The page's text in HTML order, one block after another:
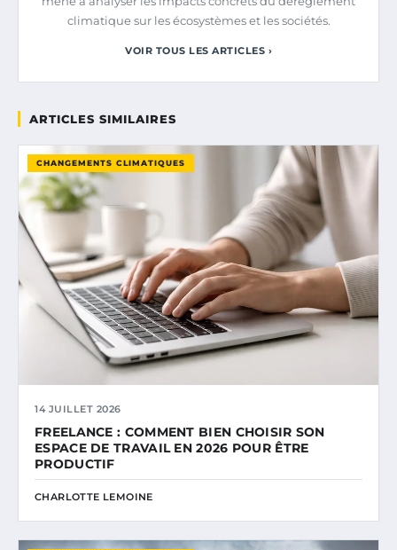
climatique sur les écosystèmes et les sociétés.
VOIR TOUS LES ARTICLES ›
ARTICLES SIMILAIRES
CHANGEMENTS CLIMATIQUES
14 JUILLET 2026
FREELANCE : COMMENT BIEN CHOISIR SON
ESPACE DE TRAVAIL EN 2026 POUR ÊTRE
PRODUCTIF
CHARLOTTE LEMOINE